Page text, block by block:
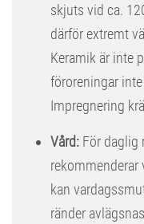
skjuts vid ca.
därför extremt
Keramik är inte
föroreningar
Impregnering
Vård: För daglig
rekommenderar
kan
ränder